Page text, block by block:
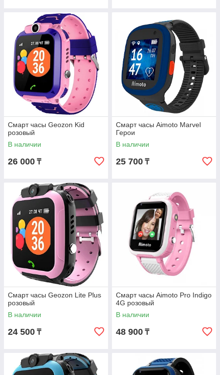
Смарт часы Geozon Kid
розовый
В наличии
26 000 ₸
Смарт часы Aimoto Marvel
Герои
В наличии
25 700 ₸
Смарт часы Geozon Lite Plus
розовый
В наличии
24 500 ₸
Смарт часы Aimoto Pro Indigo
4G розовый
В наличии
48 900 ₸